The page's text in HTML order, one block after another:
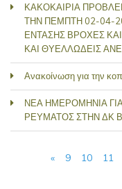
ΚΑΚΟΚΑΙΡΙΑ
ΤΗΝ ΠΕΜΠΤΗ 02-04-
ΕΝΤΑΣΗΣ ΒΡΟΧΕΣ
ΚΑΙ ΘΥΕΛΛΩΔΕΙΣ
Ανακοίνωση για την
ΝΕΑ ΗΜΕΡΟΜΗΝΙΑ
ΡΕΥΜΑΤΟΣ ΣΤΗΝ ΔΚ
« 9 10 11